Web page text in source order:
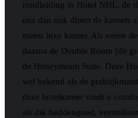
rondleiding in Hotel NHL, de
ons dan ook direct de kamers
meest luxe kamer. Als eerste
daarna de Double Room [de
de Honeymoon Suite. Deze
wel bekend als de
deze hotelkamer vindt u
als dik beddengoed,